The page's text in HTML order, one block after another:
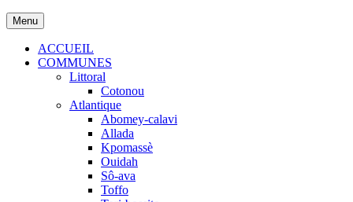
Menu
ACCUEIL
COMMUNES
Littoral
Cotonou
Atlantique
Abomey-calavi
Allada
Kpomassè
Ouidah
Sô-ava
Toffo